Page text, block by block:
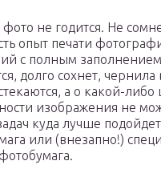
фото не годится. Не
опыт печати
с полным
долго сохнет,
а о какой-либо
изображения не
куда лучше
или (внезапно!)